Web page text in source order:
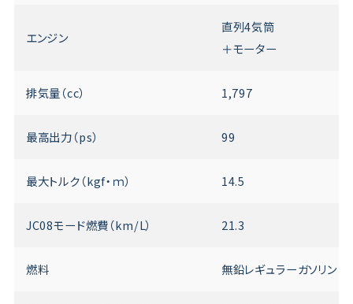
エンジン
直列4気筒
＋モーター
排気量（cc） 1,797
最高出力（ps） 99
最大トルク（kgf・ｍ） 14.5
JC08モード燃費（km/L） 21.3
燃料 無鉛レギュラーガソリン